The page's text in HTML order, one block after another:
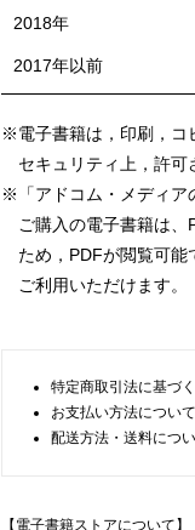
2018年
2017年以前
※電子書籍は，印刷，コ
セキュリティ上，許可
※「アドコム・メディア
ご購入の電子書籍は、
ため，PDFが閲覧可能
ご利用いただけます。
特定商取引法に基づ
お支払い方法について
配送方法・送料につ
【電子書籍ストアについて】